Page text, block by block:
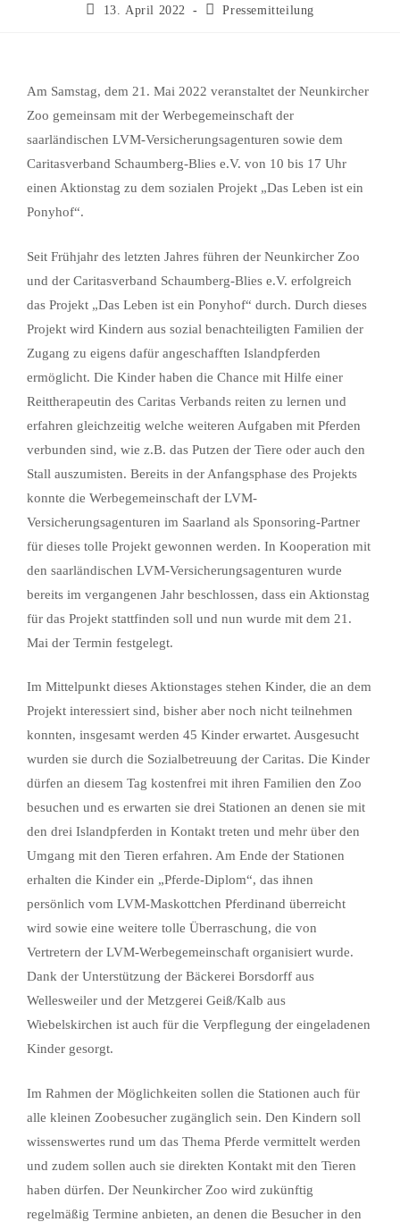
13. April 2022 Pressemitteilung
Am Samstag, dem 21. Mai 2022 veranstaltet der Neunkircher
Zoo gemeinsam mit der Werbegemeinschaft der
saarländischen LVM-Versicherungsagenturen sowie dem
Caritasverband Schaumberg-Blies e.V. von 10 bis 17 Uhr
einen Aktionstag zu dem sozialen Projekt „Das Leben ist ein
Ponyhof“.
Seit Frühjahr des letzten Jahres führen der Neunkircher Zoo
und der Caritasverband Schaumberg-Blies e.V. erfolgreich
das Projekt „Das Leben ist ein Ponyhof“ durch. Durch dieses
Projekt wird Kindern aus sozial benachteiligten Familien der
Zugang zu eigens dafür angeschafften Islandpferden
ermöglicht. Die Kinder haben die Chance mit Hilfe einer
Reittherapeutin des Caritas Verbands reiten zu lernen und
erfahren gleichzeitig welche weiteren Aufgaben mit Pferden
verbunden sind, wie z.B. das Putzen der Tiere oder auch den
Stall auszumisten. Bereits in der Anfangsphase des Projekts
konnte die Werbegemeinschaft der LVM-
Versicherungsagenturen im Saarland als Sponsoring-Partner
für dieses tolle Projekt gewonnen werden. In Kooperation mit
den saarländischen LVM-Versicherungsagenturen wurde
bereits im vergangenen Jahr beschlossen, dass ein Aktionstag
für das Projekt stattfinden soll und nun wurde mit dem 21.
Mai der Termin festgelegt.
Im Mittelpunkt dieses Aktionstages stehen Kinder, die an dem
Projekt interessiert sind, bisher aber noch nicht teilnehmen
konnten, insgesamt werden 45 Kinder erwartet. Ausgesucht
wurden sie durch die Sozialbetreuung der Caritas. Die Kinder
dürfen an diesem Tag kostenfrei mit ihren Familien den Zoo
besuchen und es erwarten sie drei Stationen an denen sie mit
den drei Islandpferden in Kontakt treten und mehr über den
Umgang mit den Tieren erfahren. Am Ende der Stationen
erhalten die Kinder ein „Pferde-Diplom“, das ihnen
persönlich vom LVM-Maskottchen Pferdinand überreicht
wird sowie eine weitere tolle Überraschung, die von
Vertretern der LVM-Werbegemeinschaft organisiert wurde.
Dank der Unterstützung der Bäckerei Borsdorff aus
Wellesweiler und der Metzgerei Geiß/Kalb aus
Wiebelskirchen ist auch für die Verpflegung der eingeladenen
Kinder gesorgt.
Im Rahmen der Möglichkeiten sollen die Stationen auch für
alle kleinen Zoobesucher zugänglich sein. Den Kindern soll
wissenswertes rund um das Thema Pferde vermittelt werden
und zudem sollen auch sie direkten Kontakt mit den Tieren
haben dürfen. Der Neunkircher Zoo wird zukünftig
regelmäßig Termine anbieten, an denen die Besucher in den